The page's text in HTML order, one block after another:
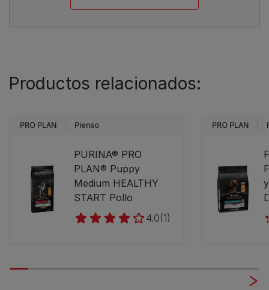
Productos relacionados:
PRO PLAN Pienso
PURINA® PRO
PLAN® Puppy
Medium HEALTHY
START Pollo
4.0(1)
PRO PLAN